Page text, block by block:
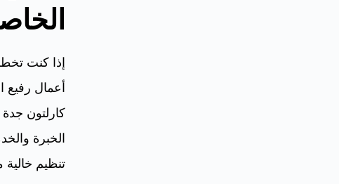
إذا كنت
أعمال رفيع
كارلتون جدة
الخبرة
تنظيم خالية